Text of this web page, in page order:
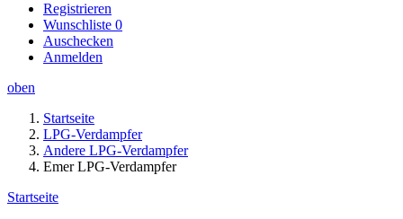
Registrieren
Wunschliste 0
Auschecken
Anmelden
oben
Startseite
LPG-Verdampfer
Andere LPG-Verdampfer
Emer LPG-Verdampfer
Startseite